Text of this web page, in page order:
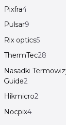
Pixfra4
Pulsar9
Rix optics5
ThermTec28
Nasadki
Guide2
Hikmicro2
Nocpix4